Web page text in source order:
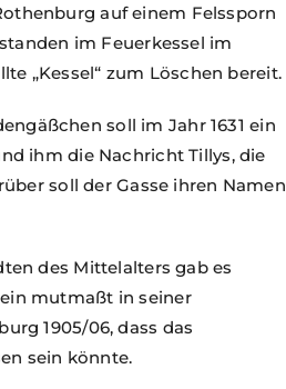
auf einem Felssporn
im Feuerkessel im
„Kessel“ zum Löschen bereit.
soll im Jahr 1631 ein
ihm die Nachricht Tillys, die
soll der Gasse ihren Namen
des Mittelalters gab es
mutmaßt in seiner
1905/06, dass das
sein könnte.